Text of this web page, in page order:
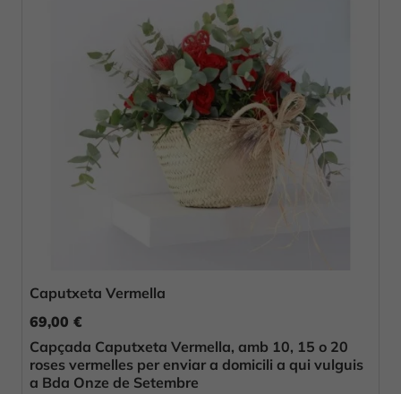
Caputxeta Vermella
69,00 €
Capçada Caputxeta Vermella, amb 10, 15 o 20
roses vermelles per enviar a domicili a qui vulguis
a Bda Onze de Setembre